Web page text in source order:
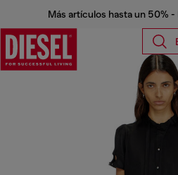
Más artículos hasta un 50%